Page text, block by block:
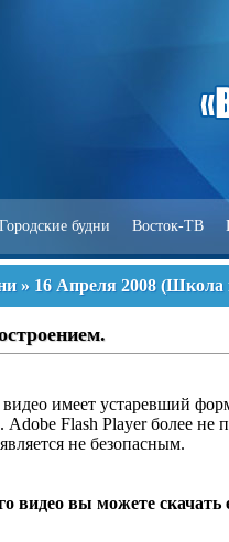
Городские будни Восток-ТВ
» 16 Апреля 2008 (Школа
имеет устаревший
Adobe Flash Player более не
не безопасным.
видео вы можете скачать